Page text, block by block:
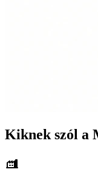
Kiknek szól a